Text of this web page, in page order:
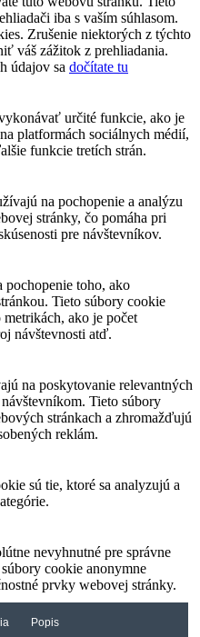
iba s vaším súhlasom.
Zrušenie niektorých z týchto
váš zážitok z prehliadania.
údajov sa dočítate tu
určité funkcie, ako je
platformách sociálnych médií,
funkcie tretích strán.
na pochopenie a analýzu
stránky, čo pomáha pri
pre návštevníkov.
pochopenie toho, ako
Tieto súbory cookie
ako je počet
návštevnosti atď.
na poskytovanie relevantných
Tieto súbory
stránkach a zhromažďujú
reklám.
sú tie, ktoré sa analyzujú a
nevyhnutné pre správne
cookie anonymne
prvky webovej stránky.
Popis